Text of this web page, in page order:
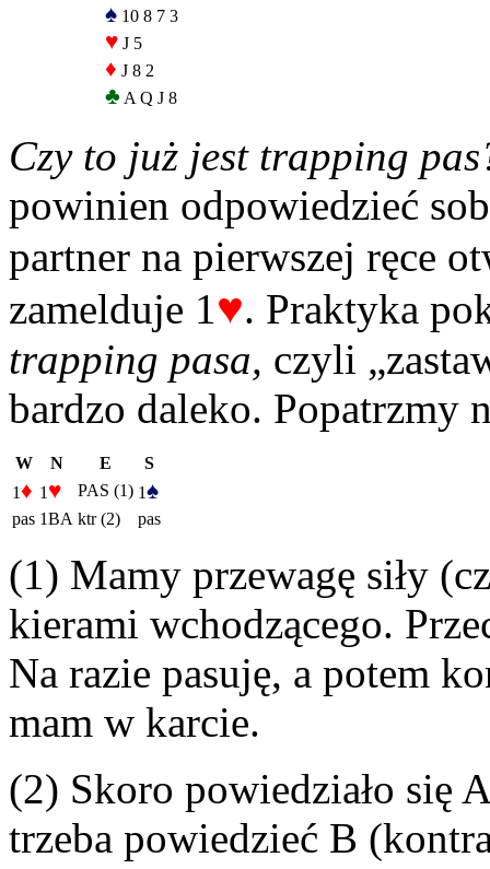
♠ 10 8 7 3
♥ J 5
♦ J 8 2
♣ A Q J 8
Czy to już jest trapping
powinien odpowiedzieć
partner na pierwszej ręce
zamelduje 1♥. Praktyka
trapping pasa, czyli
bardzo daleko. Popatrzmy
W N E
S
1♦ 1 ♥ PAS (1) 1♠
pas 1BA ktr (2) pas
(1) Mamy przewagę siły
kierami wchodzącego.
Na razie pasuję, a potem
mam w karcie.
(2) Skoro powiedziało się
trzeba powiedzieć B